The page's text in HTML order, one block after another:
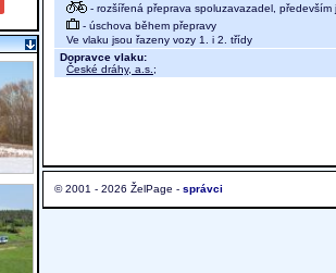
- rozšířená přeprava spoluzavazadel, především
- úschova během přepravy
Ve vlaku jsou řazeny vozy 1. i 2. třídy
Dopravce vlaku:
České dráhy, a.s. ;
© 2001 - 2026 ŽelPage - správci